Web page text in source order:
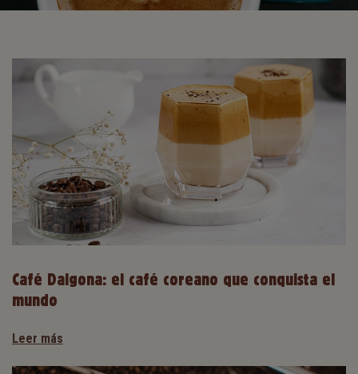
Café Dalgona: el café coreano que conquista el
mundo
Leer más